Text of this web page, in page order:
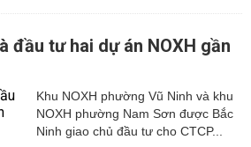
đầu tư hai dự án NOXH gần
Khu NOXH phường Vũ Ninh và khu
NOXH phường Nam Sơn được Bắc
Ninh giao chủ đầu tư cho CTCP...